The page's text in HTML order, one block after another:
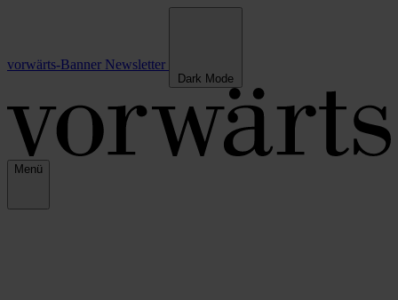
vorwärts-Banner Newsletter
Dark Mode
Menü